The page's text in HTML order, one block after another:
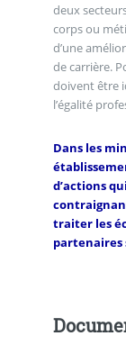
deux
corps ou
d’une
de carrière.
doivent être
l’égalité
Dans les
d’actions
traiter les
partenaires